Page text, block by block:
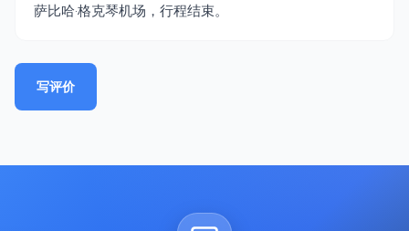
萨比哈·格克琴机场，行程结束。
写评价